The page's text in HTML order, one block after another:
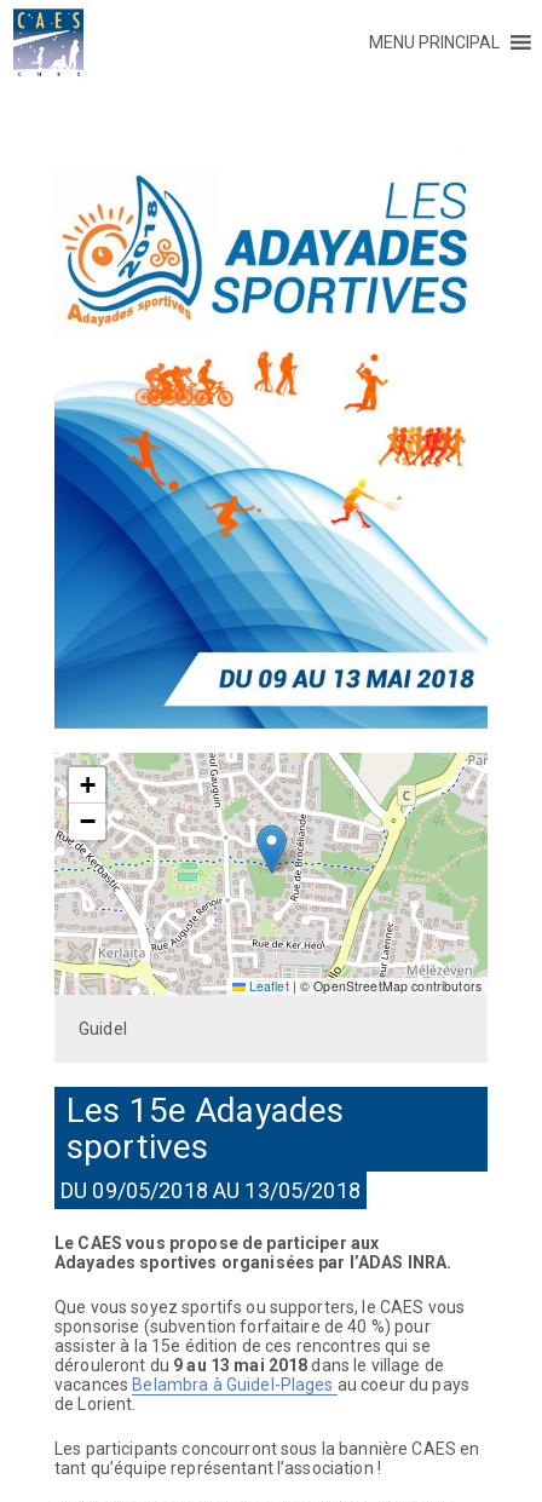
MENU PRINCIPAL
+
−
Leaflet | © OpenStreetMap contributors
Guidel
Les 15e Adayades
sportives
DU 09/05/2018 AU 13/05/2018
Le CAES vous propose de participer aux
Adayades sportives organisées par l’ADAS INRA.
Que vous soyez sportifs ou supporters, le CAES vous
sponsorise (subvention forfaitaire de 40 %) pour
assister à la 15e édition de ces rencontres qui se
dérouleront du 9 au 13 mai 2018dans le village de
vacances Belambra à Guidel-Plages au coeur du pays
de Lorient.
Les participants concourront sous la bannière CAES en
tant qu’équipe représentant l’association !